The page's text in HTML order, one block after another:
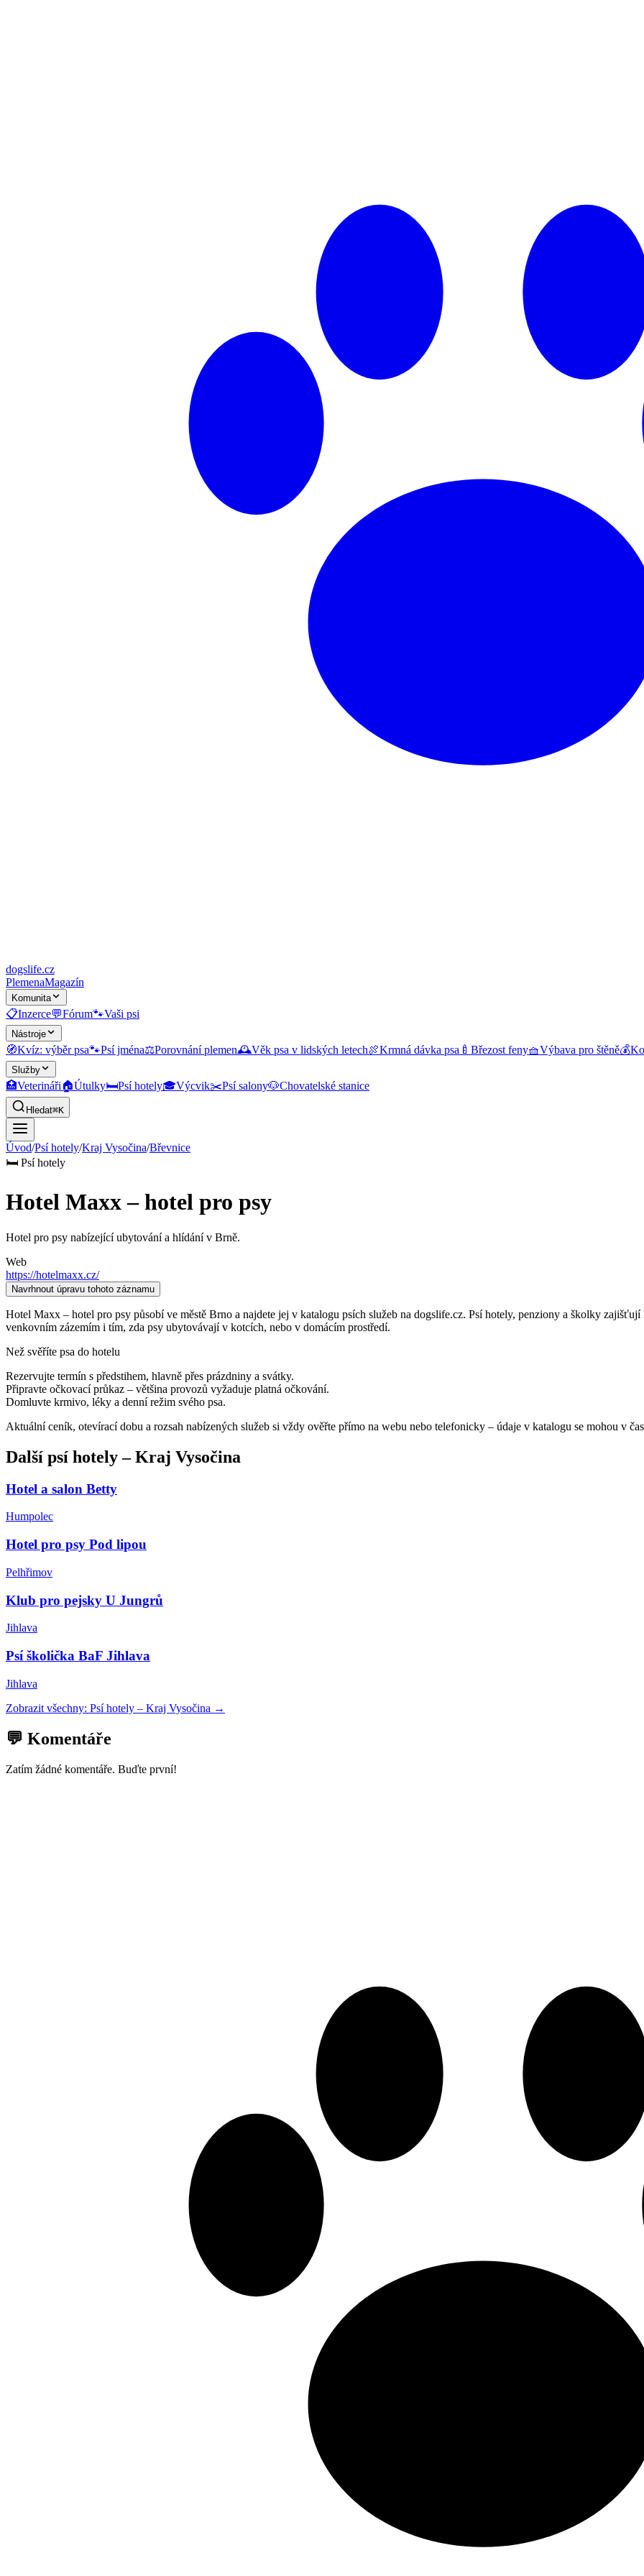
dogslife.cz
PlemenaMagazín
Komunita
📋Inzerce💬Fórum🐾Vaši psi
Nástroje
🧭Kvíz: výběr psa🐾Psí jména⚖️Porovnání plemen🕰️Věk psa v lidských letech🍖Krmná dávka psa 🍼 Březost feny🧺Výbava pro štěně💰
Služby
🏥Veterináři🏠Útulky🛏️Psí hotely🎓Výcvik✂️Psí salony🐶Chovatelské stanice
Hledat⌘K
Úvod/Psí hotely/Kraj Vysočina/Břevnice
🛏️ Psí hotely
Hotel Maxx – hotel pro psy
Hotel pro psy nabízející ubytování a hlídání v Brně.
Web
https://hotelmaxx.cz/
Navrhnout úpravu tohoto záznamu
Hotel Maxx – hotel pro psy působí ve městě Brno a najdete jej v katalogu psích služeb na dogslife.cz. Psí hotely, penziony a školky
venkovním zázemím i tím, zda psy ubytovávají v kotcích, nebo v domácím prostředí.
Než svěříte psa do hotelu
Rezervujte termín s předstihem, hlavně přes prázdniny a svátky.
Připravte očkovací průkaz – většina provozů vyžaduje platná očkování.
Domluvte krmivo, léky a denní režim svého psa.
Aktuální ceník, otevírací dobu a rozsah nabízených služeb si vždy ověřte přímo na webu nebo telefonicky – údaje v katalogu se mohou v
Další psí hotely–Kraj Vysočina
Hotel a salon Betty
Humpolec
Hotel pro psy Pod lipou
Pelhřimov
Klub pro pejsky U Jungrů
Jihlava
Psí školička BaF Jihlava
Jihlava
Zobrazit všechny: Psí hotely – Kraj Vysočina →
💬 Komentáře
Zatím žádné komentáře. Buďte první!